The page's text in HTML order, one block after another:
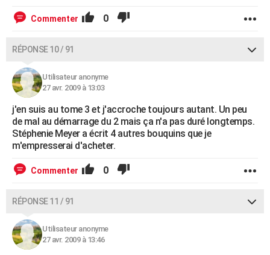
Commenter 0
RÉPONSE 10 / 91
Utilisateur anonyme
27 avr. 2009 à 13:03
j'en suis au tome 3 et j'accroche toujours autant. Un peu
de mal au démarrage du 2 mais ça n'a pas duré longtemps.
Stéphenie Meyer a écrit 4 autres bouquins que je
m'empresserai d'acheter.
Commenter 0
RÉPONSE 11 / 91
Utilisateur anonyme
27 avr. 2009 à 13:46